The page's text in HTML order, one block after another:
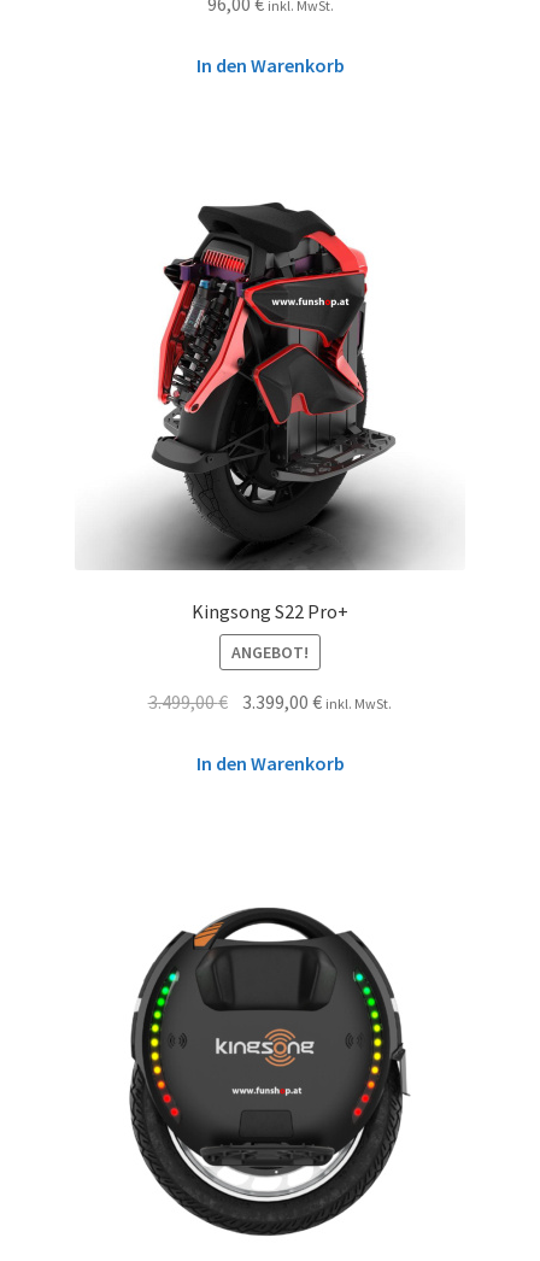
inkl. MwSt.
In den Warenkorb
Kingsong S22 Pro+
ANGEBOT!
3.499,00€ 3.399,00€ inkl. MwSt.
In den Warenkorb